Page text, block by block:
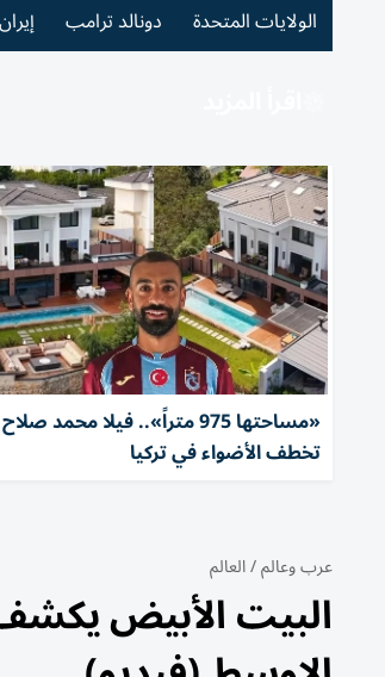
الولايات المتحدة دونالد ترامب إيران
«مساحتها 975 متراً».. فيلا محمد صلاح
تخطف الأضواء في تركيا
عرب وعالم/العالم
البيت الأبيض